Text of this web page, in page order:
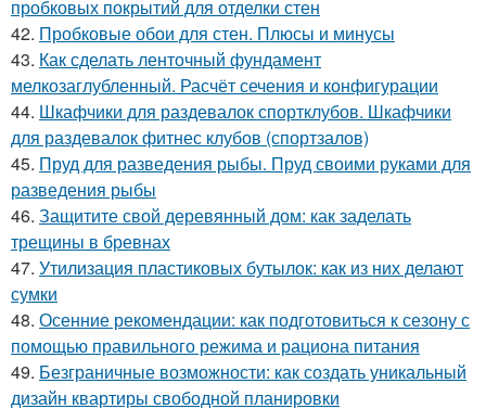
пробковых покрытий для отделки стен
42. Пробковые обои для стен. Плюсы и минусы
43. Как сделать ленточный фундамент
мелкозаглубленный. Расчёт сечения и конфигурации
44. Шкафчики для раздевалок спортклубов. Шкафчики
для раздевалок фитнес клубов (спортзалов)
45. Пруд для разведения рыбы. Пруд своими руками для
разведения рыбы
46. Защитите свой деревянный дом: как заделать
трещины в бревнах
47. Утилизация пластиковых бутылок: как из них делают
сумки
48. Осенние рекомендации: как подготовиться к сезону с
помощью правильного режима и рациона питания
49. Безграничные возможности: как создать уникальный
дизайн квартиры свободной планировки